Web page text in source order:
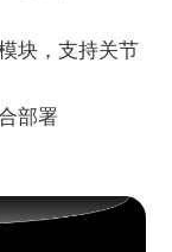
块，支持关节
部署